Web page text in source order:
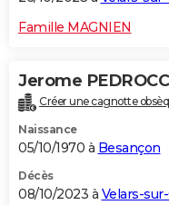
Famille MAGNIEN
Jerome
Créer une cagnotte
Naissance
05/10/1970 à Besançon
Décès
08/10/2023 à Velars-